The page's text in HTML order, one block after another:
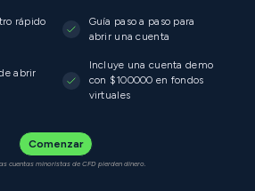
rápido
Guía paso a paso para
abrir una cuenta
abrir
Incluye una cuenta demo
con $100000 en fondos
virtuales
Comenzar
cuentas minoristas de CFD pierden dinero.